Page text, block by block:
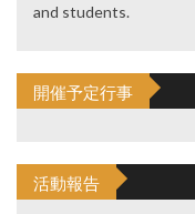
and students.
開催予定行事
活動報告